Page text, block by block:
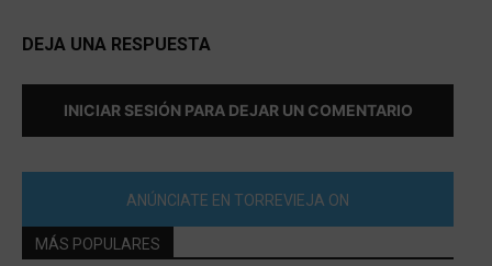
DEJA UNA RESPUESTA
INICIAR SESIÓN PARA DEJAR UN COMENTARIO
ANÚNCIATE EN TORREVIEJA ON
MÁS POPULARES